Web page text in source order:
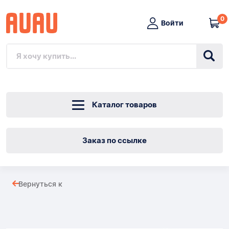
Войти
0
Каталог товаров
Заказ по ссылке
Вернуться к